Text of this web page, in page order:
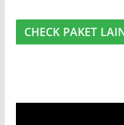
CHECK PAKET